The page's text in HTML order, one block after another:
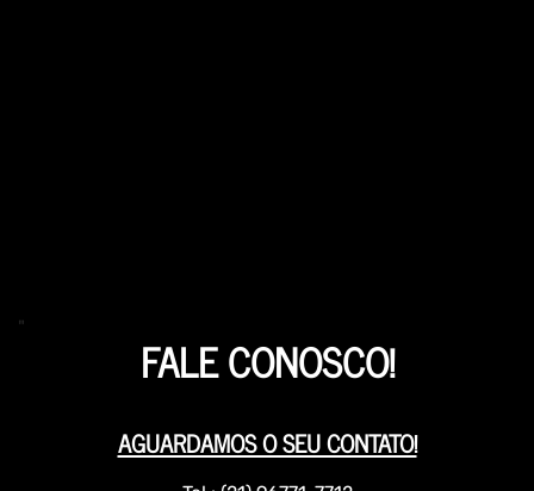
"
FALE CONOSCO!
AGUARDAMOS O SEU CONTATO!